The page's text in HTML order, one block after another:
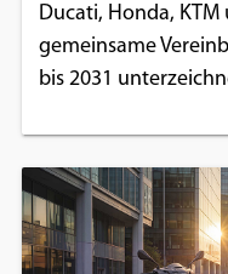
Ducati, Honda,
gemeinsame
bis 2031